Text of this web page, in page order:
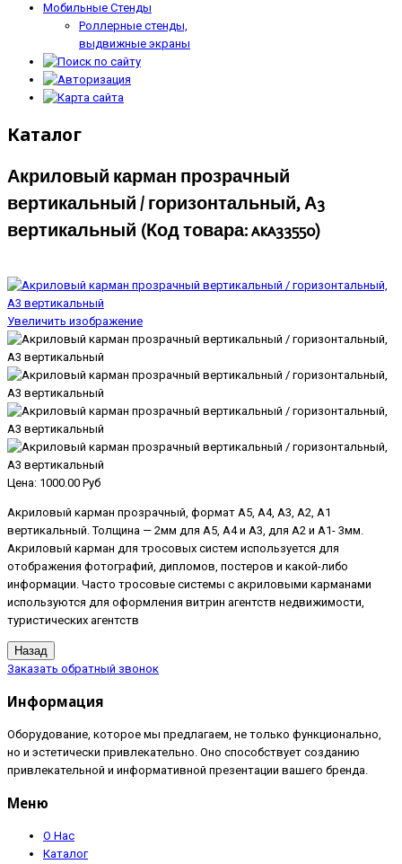
Мобильные Стенды
Роллерные стенды,
выдвижные экраны
Каталог
Акриловый карман прозрачный
вертикальный / горизонтальный, А3
вертикальный (Код товара:aka33550)
Увеличить изображение
Цена: 1000.00 Руб
Акриловый карман прозрачный, формат А5, А4, А3, А2, А1
вертикальный. Толщина — 2мм для А5, А4 и А3, для А2 и А1- 3мм.
Акриловый карман для тросовых систем используется для
отображения фотографий, дипломов, постеров и какой-либо
информации. Часто тросовые системы с акриловыми карманами
используются для оформления витрин агентств недвижимости,
туристических агентств
Заказать обратный звонок
Информация
Оборудование, которое мы предлагаем, не только функционально,
но и эстетически привлекательно. Оно способствует созданию
привлекательной и информативной презентации вашего бренда.
Меню
О Нас
Каталог